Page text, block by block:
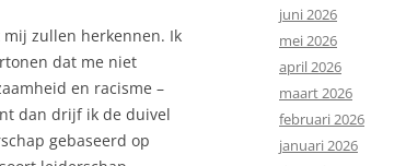
zullen herkennen. Ik
dat me niet
en racisme –
dan drijf ik de duivel
gebaseerd op
juni 2026
mei 2026
april 2026
maart 2026
februari 2026
januari 2026